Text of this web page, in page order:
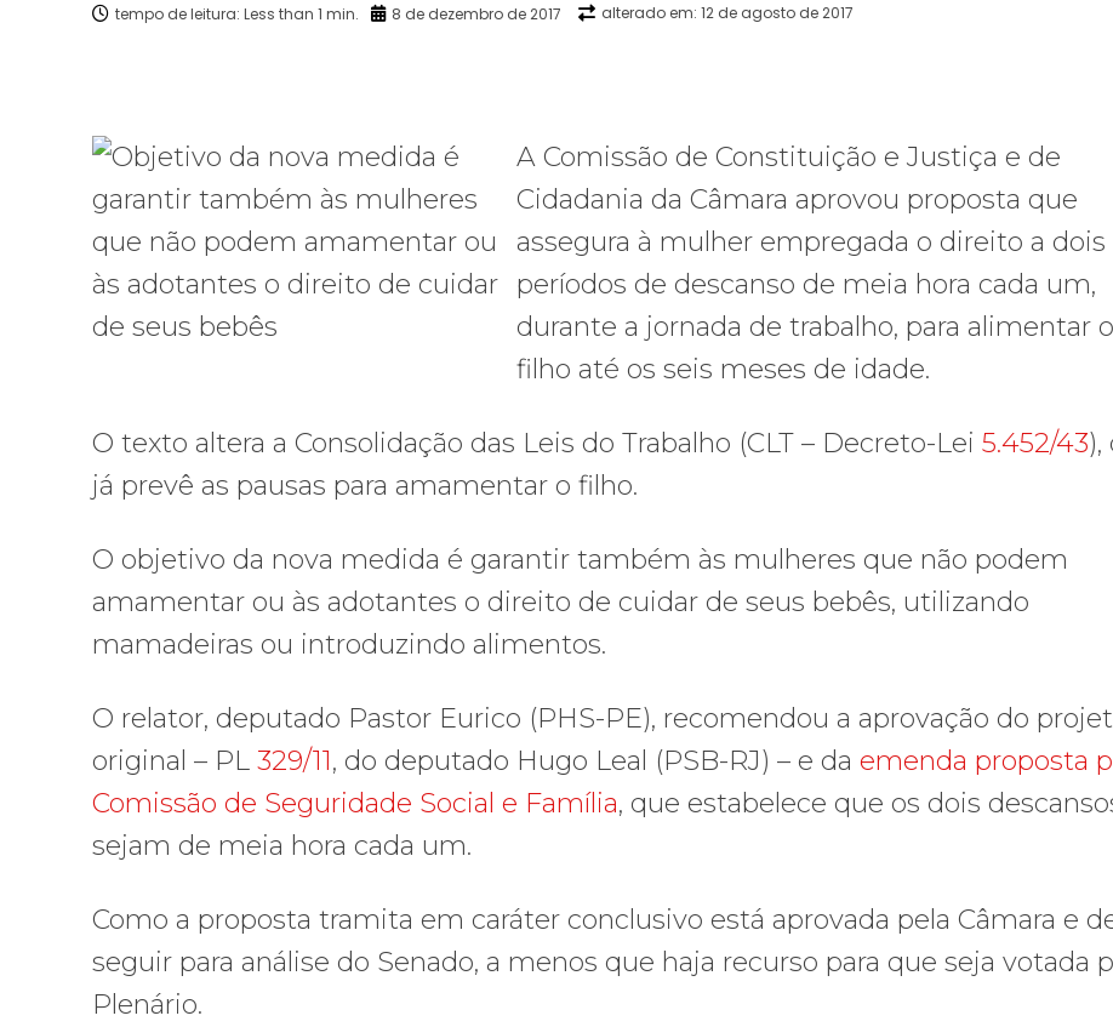
tempo de leitura: Less than 1 min. 8 de dezembro de 2017 alterado em: 12 de agosto de 2017
A Comissão de Constituição e Justiça e de
Cidadania da Câmara aprovou proposta que
assegura à mulher empregada o direito a dois
períodos de descanso de meia hora cada um,
durante a jornada de trabalho, para alimentar o
filho até os seis meses de idade.
O texto altera a Consolidação das Leis do Trabalho (CLT – Decreto-Lei 5.452/43),
já prevê as pausas para amamentar o filho.
O objetivo da nova medida é garantir também às mulheres que não podem
amamentar ou às adotantes o direito de cuidar de seus bebês, utilizando
mamadeiras ou introduzindo alimentos.
O relator, deputado Pastor Eurico (PHS-PE), recomendou a aprovação do
original – PL 329/11, do deputado Hugo Leal (PSB-RJ) – e da emenda proposta
Comissão de Seguridade Social e Família, que estabelece que os dois
sejam de meia hora cada um.
Como a proposta tramita em caráter conclusivo está aprovada pela Câmara e
seguir para análise do Senado, a menos que haja recurso para que seja votada
Plenário.